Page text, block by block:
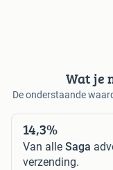
Wat je
De onderstaande
14,3%
Van alle Saga
verzending.